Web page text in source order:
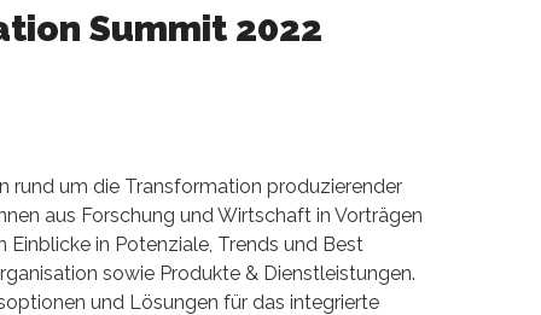
Summit 2022
rund um die Transformation produzierender
aus Forschung und Wirtschaft in Vorträgen
Einblicke in Potenziale, Trends und Best
sowie Produkte & Dienstleistungen.
und Lösungen für das integrierte